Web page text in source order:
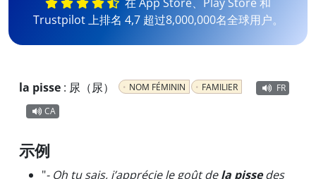
Trustpilot 上排名 4,7 超过8,000,000名全球用户。
la pisse : 尿（尿） NOM FÉMININ FAMILIER
FR
CA
示例
"- Oh tu sais, j’apprécie le goût dela pissedes